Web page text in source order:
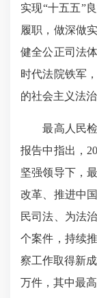
实现“十五五”
履职，做深做
健全公正司法
时代法院铁军
的社会主义法
最高人民检
报告中指出，
坚强领导下，
改革、推进中
民司法、为法
个案件，持续
察工作取得新
万件，其中最